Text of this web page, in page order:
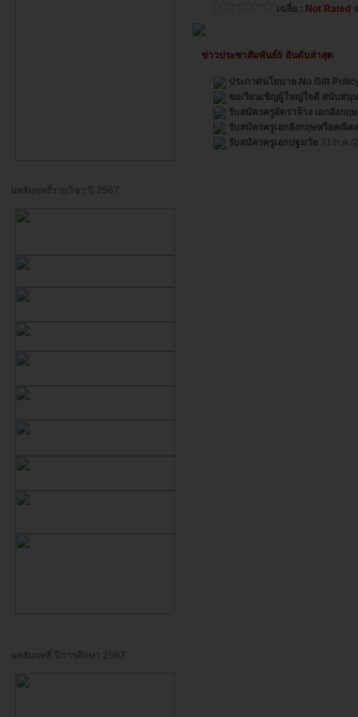
ผลสัมฤทธิ์รายวิชา ปี 2567
ผลสัมฤทธิ์ ปีการศึกษา 2567
เฉลี่ย : Not Rated
ข่าวประชาสัมพันธ์5 อันดับล่าสุด
ประกาศนโยบาย No Gift
ขอเรียนเชิญผู้ใหญ่ใจดี สนับสนุ
รับสมัครครูอัตราจ้าง เอกอังก
รับสมัครครูเอกอังกฤษหรือคณิต
รับสมัครครูเอกปฐมวัย 21/ก.ค./